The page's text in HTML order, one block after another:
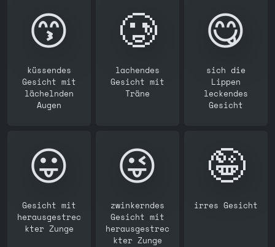
😙
küssendes
Gesicht mit
lächelnden
Augen
🥲
lachendes
Gesicht mit
Träne
😋
sich die
Lippen
leckendes
Gesicht
😛
Gesicht mit
herausgestrec
kter Zunge
😜
zwinkerndes
Gesicht mit
herausgestrec
kter Zunge
🤪
irres Gesicht